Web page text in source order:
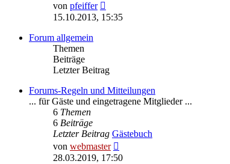
von pfeiffer
Beitrag
15.10.2013, 15:35
Forum allgemein
Themen
Beiträge
Letzter Beitrag
Forums-Regeln und Mitteilungen
... für Gäste und eingetragene Mitglieder ...
6 Themen
6 Beiträge
Letzter Beitrag Gästebuch
von webmaster
Beitrag
28.03.2019, 17:50